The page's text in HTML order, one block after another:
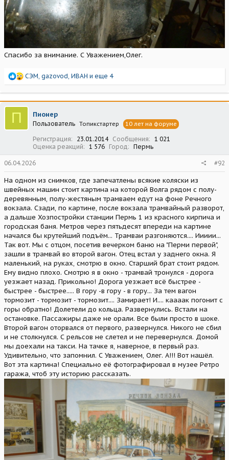
Спасибо за внимание. С Уважением,Олег.
Р
а
к
ц
СЭМ gazovod ИВАН и еще 4
П Пионер
Пользователь Топикстартер 10 лет на форуме
Регистрация 23.01.2014 Сообщения
1 021
Оценка реакций
1 576 Город Пермь
06.04.2026 #92
На одном из снимков, где запечатлены всякие коляски из
швейных машин стоит картина на которой Волга рядом с полу-
деревянным, полу-жестяным трамваем едут на фоне Речного
вокзала. Сзади, по картине, после вокзала трамвайный разворот,
а дальше Хозпостройки станции Пермь 1 из красного кирпича и
городская баня. Метров через пятьдесят впереди на картине
начался бы крутейший подъём... Трамваи разгоняются.... Иииии...
Так вот. Мы с отцом, посетив вечерком баню на "Перми первой",
зашли в трамвай во второй вагон. Отец встал у заднего окна. Я
маленький, на руках, смотрю в окно. Старший брат стоит рядом.
Ему видно плохо. Смотрю я в окно - трамвай тронулся - дорога
уезжает назад. Прикольно! Дорога уезжает всё быстрее -
быстрее - быстрее..... В гору -в гору - в гору... За тем вагон
тормозит - тормозит - тормозит.... Замирает! И.... каааак погонит с
горы обратно! Долетели до кольца. Развернулись. Встали на
остановке. Пассажиры даже не орали. Все были просто в шоке.
Второй вагон оторвался от первого, развернулся. Никого не сбил
и не столкнулся. С рельсов не слетел и не перевернулся. Домой
мы доехали на такси. На тачке я, наверное, в первый раз.
Удивительно, что запомнил. С Уважением, Олег. А!!! Вот нашёл.
Вот эта картина! Специально её фотографировал в музее Ретро
гаража, чтоб эту историю рассказать.